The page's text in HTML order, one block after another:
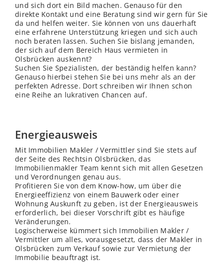
und sich dort ein Bild machen. Genauso für den
direkte Kontakt und eine Beratung sind wir gern für Sie
da und helfen weiter. Sie können von uns dauerhaft
eine erfahrene Unterstützung kriegen und sich auch
noch beraten lassen. Suchen Sie bislang jemanden,
der sich auf dem Bereich Haus vermieten in
Olsbrücken auskennt?
Suchen Sie Spezialisten, der beständig helfen kann?
Genauso hierbei stehen Sie bei uns mehr als an der
perfekten Adresse. Dort schreiben wir Ihnen schon
eine Reihe an lukrativen Chancen auf.
Energieausweis
Mit Immobilien Makler / Vermittler sind Sie stets auf
der Seite des Rechtsin Olsbrücken, das
Immobilienmakler Team kennt sich mit allen Gesetzen
und Verordnungen genau aus.
Profitieren Sie von dem Know-how, um über die
Energieeffizienz von einem Bauwerk oder einer
Wohnung Auskunft zu geben, ist der Energieausweis
erforderlich, bei dieser Vorschrift gibt es häufige
Veränderungen.
Logischerweise kümmert sich Immobilien Makler /
Vermittler um alles, vorausgesetzt, dass der Makler in
Olsbrücken zum Verkauf sowie zur Vermietung der
Immobilie beauftragt ist.